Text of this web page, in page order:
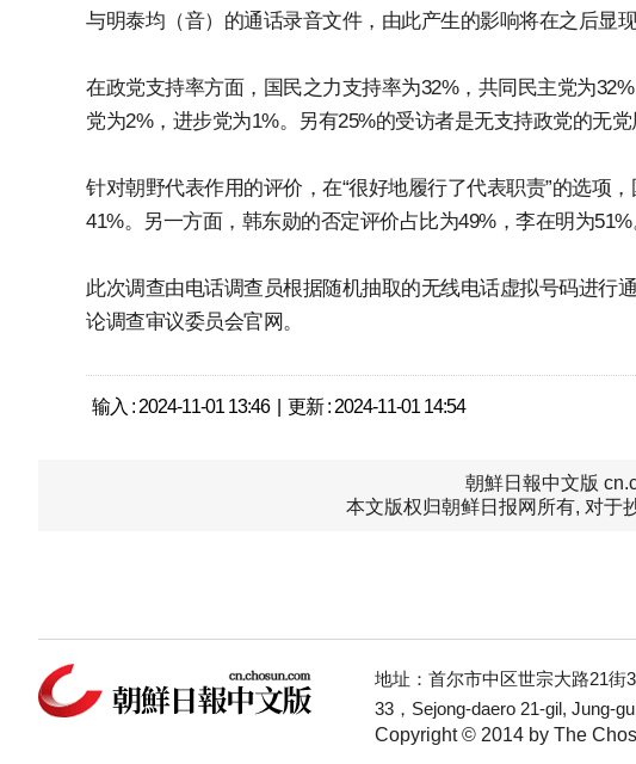
与明泰均（音）的通话录音文件，由此产生的影响将在之后显
在政党支持率方面，国民之力支持率为32%，共同民主党为
党为2%，进步党为1%。另有25%的受访者是无支持政党的无党
针对朝野代表作用的评价，在“很好地履行了代表职责”的选项
41%。另一方面，韩东勋的否定评价占比为49%，李在明为51%
此次调查由电话调查员根据随机抽取的无线电话虚拟号码进行
论调查审议委员会官网。
输入 : 2024-11-01 13:46 | 更新 : 2024-11-01 14:54
朝鮮日報中文版
本文版权归朝鲜日报网所有, 对于
地址：首尔市中区世宗大路21街
33，Sejong-daero 21-gil, Jung-
Copyright © 2014 by The